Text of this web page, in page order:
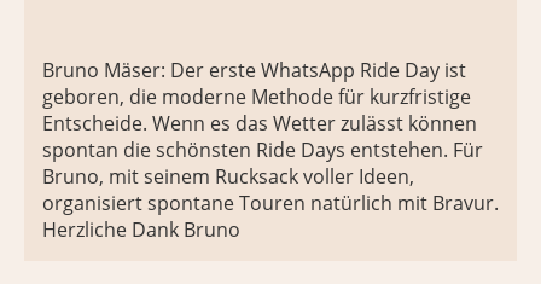
Bruno Mäser: Der erste WhatsApp Ride Day ist
geboren, die moderne Methode für kurzfristige
Entscheide. Wenn es das Wetter zulässt können
spontan die schönsten Ride Days entstehen. Für
Bruno, mit seinem Rucksack voller Ideen,
organisiert spontane Touren natürlich mit Bravur.
Herzliche Dank Bruno